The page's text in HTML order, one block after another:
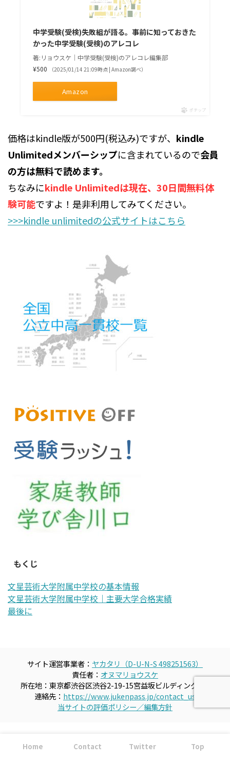
中学受験(受検)失敗組が語る。事前に知っておきた
かった中学受験(受検)のアレコレ
著:リョウスケ｜中学受験(受検)のアレコレ編集部
¥500
（2025/01/14 21:09時点 | Amazon調べ）
Amazon
ポチップ
価格はkindle版が500円(税込み)ですが、 kindle
Unlimitedメンバーシップに含まれているので会員
の方は無料で読めます。
ちなみにkindle Unlimitedは現在、30日間無料体
験可能ですよ！是非利用してみてください。
>>>kindle unlimitedの公式サイトはこちら
もくじ
文星芸術大学附属中学校の基本情報
文星芸術大学附属中学校｜主要大学合格実績
最後に
サイト運営事業者： ヤカタリ（D-U-N-S 498251563）
責任者： オヌマリョウスケ
所在地：東京都渋谷区渋谷2-19-15宮益坂ビルディング609
連絡先： https://www.jukenpass.jp/contact_us
当サイトの評価ポリシー／編集方針
Home Contact Twitter Top